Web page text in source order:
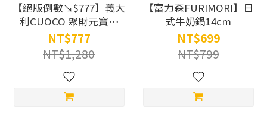
【絕版倒數↘$777】義大
利CUOCO 聚財元寶鍋
20cm (最後60組｜買鍋送
財氣｜廚房聚寶盆)
NT$777
NT$1,280
【富力森FURIMORI】日
式牛奶鍋14cm
NT$699
NT$799